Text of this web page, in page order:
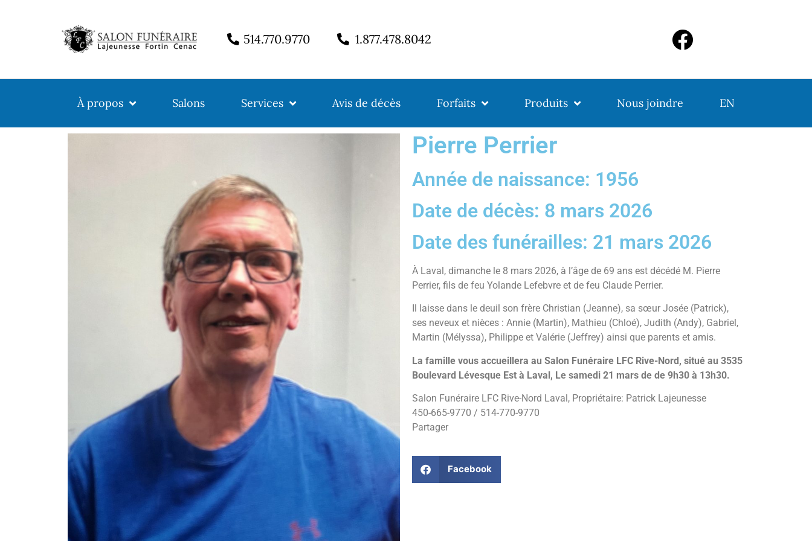
514.770.9770 1.877.478.8042
À propos Salons Services Avis de décès Forfaits Produits Nous joindre EN
Pierre Perrier
Année de naissance: 1956
Date de décès: 8 mars 2026
Date des funérailles: 21 mars 2026
À Laval, dimanche le 8 mars 2026, à l’âge de 69 ans est décédé M. Pierre
Perrier, fils de feu Yolande Lefebvre et de feu Claude Perrier.
Il laisse dans le deuil son frère Christian (Jeanne), sa sœur Josée (Patrick),
ses neveux et nièces : Annie (Martin), Mathieu (Chloé), Judith (Andy), Gabriel,
Martin (Mélyssa), Philippe et Valérie (Jeffrey) ainsi que parents et amis.
La famille vous accueillera au Salon Funéraire LFC Rive-Nord, situé au 3535
Boulevard Lévesque Est à Laval, Le samedi 21 mars de de 9h30 à 13h30.
Salon Funéraire LFC Rive-Nord Laval, Propriétaire: Patrick Lajeunesse
450-665-9770 / 514-770-9770
Partager
Facebook